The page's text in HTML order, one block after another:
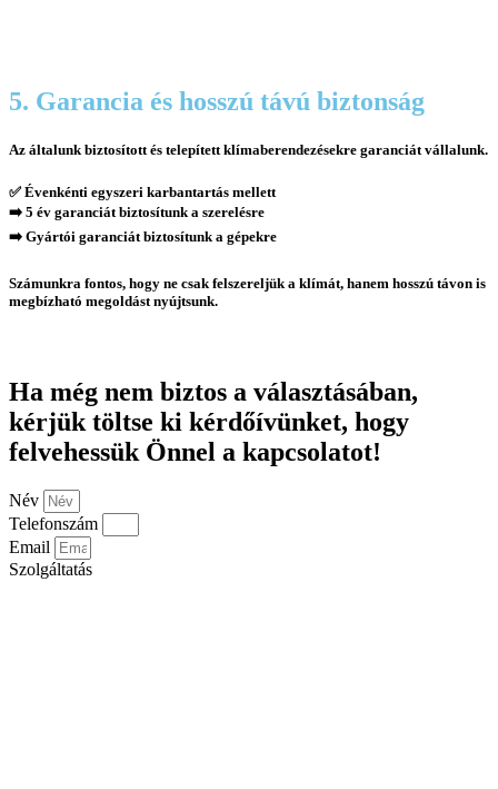
5. Garancia és hosszú távú biztonság
Az általunk biztosított és telepített klímaberendezésekre garanciát vállalunk.
✅ Évenkénti egyszeri karbantartás mellett
➡️ 5 év garanciát biztosítunk a szerelésre
➡️ Gyártói garanciát biztosítunk a gépekre
Számunkra fontos, hogy ne csak felszereljük a klímát, hanem hosszú távon is
megbízható megoldást nyújtsunk.
Ha még nem biztos a választásában,
kérjük töltse ki kérdőívünket, hogy
felvehessük Önnel a kapcsolatot!
Név
Telefonszám
Email
Szolgáltatás